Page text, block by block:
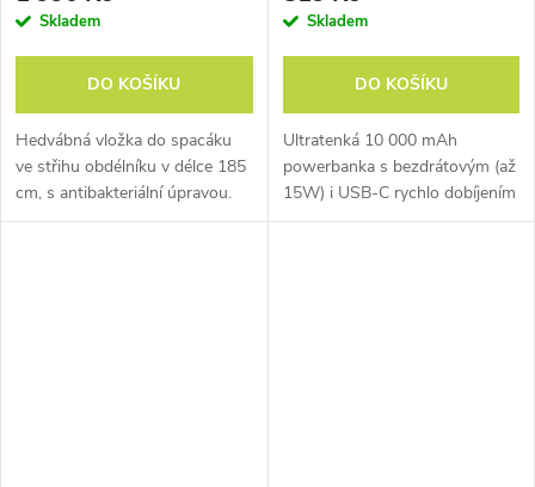
Skladem
DO KOŠÍKU
Hedvábná vložka do spacáku
ve střihu obdélníku v délce 185
cm, s antibakteriální úpravou.
Skladem
DO KOŠÍKU
Ultratenká 10 000 mAh
powerbanka s bezdrátovým (až
15W) i USB-C rychlo dobíjením
(až 20W) vhodná pro iPhone i